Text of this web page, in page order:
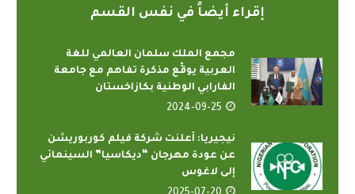
إقراء أيضاً في نفس القسم
مجمع الملك سلمان العالمي للغة
العربية يوقِّع مذكرة تفاهم مع جامعة
الفارابي الوطنية بكازاخستان
2024-09-25
نيجيريا: أعلنت شركة فيلم كوربوريشن
عن عودة مهرجان “ديكاسيا” السينمائي
إلى لاغوس